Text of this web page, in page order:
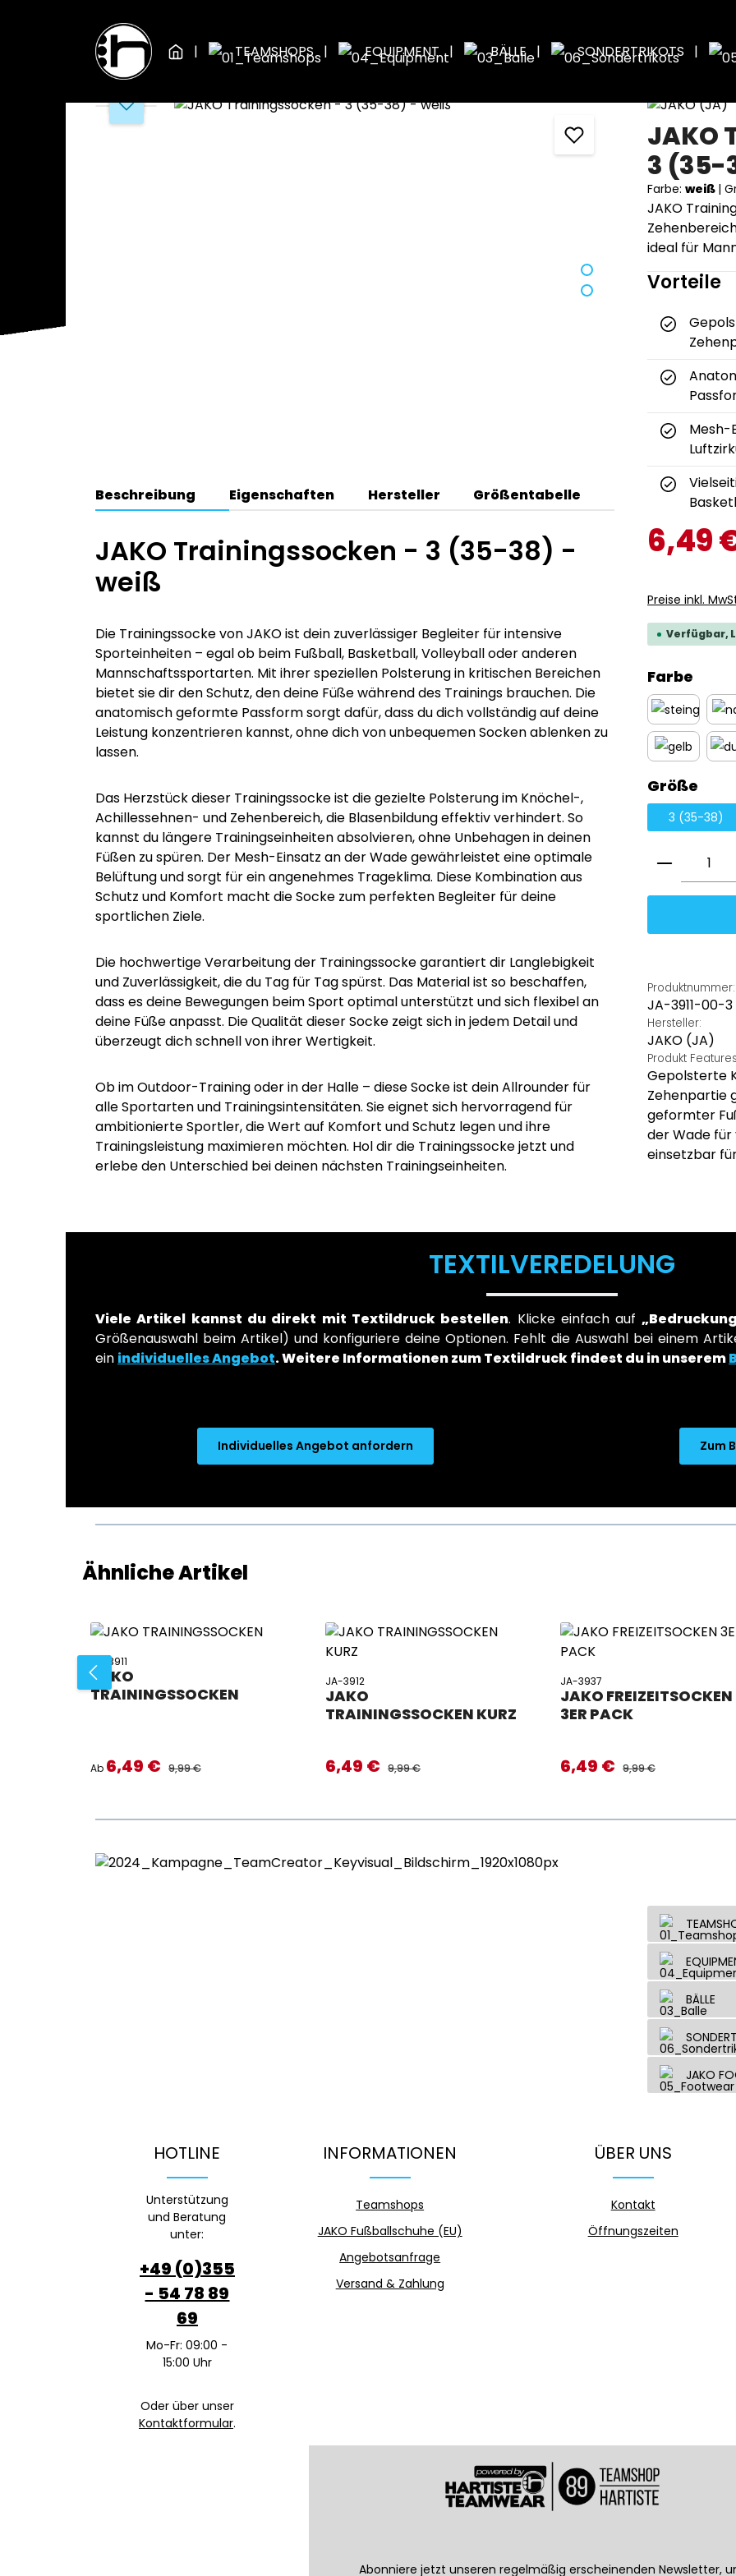
Zum Hauptinhalt springen
Zur Hauptnavigation springen
TEAMSHOPS
EQUIPMENT BÄLLE SONDERTRIKOTS
Bildergalerie überspringen
JAKO
3 (35-
Farbe: weiß |
JAKO
ideal für
Vorteile
Mesh-
6,49
Preise inkl.
Verfügbar,
Farbe
steingrau
Größe
3 (35-38)
Produktnummer:
JA-3911-00-3
Hersteller:
JAKO (JA)
Produkt Features
Gepolsterte
Zehenpartie
geformter
der Wade
einsetzbar
Beschreibung Eigenschaften Hersteller Größentabelle
JAKO Trainingssocken - 3 (35-38) -
weiß
Die Trainingssocke von JAKO ist dein zuverlässiger Begleiter für intensive
Sporteinheiten – egal ob beim Fußball, Basketball, Volleyball oder anderen
Mannschaftssportarten. Mit ihrer speziellen Polsterung in kritischen Bereichen
bietet sie dir den Schutz, den deine Füße während des Trainings brauchen. Die
anatomisch geformte Passform sorgt dafür, dass du dich vollständig auf deine
Leistung konzentrieren kannst, ohne dich von unbequemen Socken ablenken zu
lassen.
Das Herzstück dieser Trainingssocke ist die gezielte Polsterung im Knöchel-,
Achillessehnen- und Zehenbereich, die Blasenbildung effektiv verhindert. So
kannst du längere Trainingseinheiten absolvieren, ohne Unbehagen in deinen
Füßen zu spüren. Der Mesh-Einsatz an der Wade gewährleistet eine optimale
Belüftung und sorgt für ein angenehmes Trageklima. Diese Kombination aus
Schutz und Komfort macht die Socke zum perfekten Begleiter für deine
sportlichen Ziele.
Die hochwertige Verarbeitung der Trainingssocke garantiert dir Langlebigkeit
und Zuverlässigkeit, die du Tag für Tag spürst. Das Material ist so beschaffen,
dass es deine Bewegungen beim Sport optimal unterstützt und sich flexibel an
deine Füße anpasst. Die Qualität dieser Socke zeigt sich in jedem Detail und
überzeugt dich schnell von ihrer Wertigkeit.
Ob im Outdoor-Training oder in der Halle – diese Socke ist dein Allrounder für
alle Sportarten und Trainingsintensitäten. Sie eignet sich hervorragend für
ambitionierte Sportler, die Wert auf Komfort und Schutz legen und ihre
Trainingsleistung maximieren möchten. Hol dir die Trainingssocke jetzt und
erlebe den Unterschied bei deinen nächsten Trainingseinheiten.
TEXTILVEREDELUNG
Viele Artikel kannst du direkt mit Textildruck bestellen. Klicke einfach auf
Größenauswahl beim Artikel) und konfiguriere deine Optionen. Fehlt die Auswahl bei einem
ein individuelles Angebot.Weitere Informationen zum Textildruck findest du in unserem
Individuelles Angebot anfordern Zum
Produktgalerie überspringen
Ähnliche Artikel
JA-3911
JAKO
TRAININGSSOCKEN
Verkaufspreis:
Ab 6,49 € REGULÄRER PREIS:
9,99 €
JA-3912
JAKO
TRAININGSSOCKEN KURZ
Verkaufspreis:
6,49 € REGULÄRER PREIS:
9,99 €
JA-3937
JAKO FREIZEITSOCKEN
3ER PACK
Verkaufspreis:
6,49 € REGULÄRER PREIS:
9,99 €
BÄLLE
JAKO
HOTLINE
Unterstützung
und Beratung
unter:
+49 (0)355
- 54 78 89
69
Mo-Fr: 09:00 -
15:00 Uhr
Oder über unser
Kontaktformular.
INFORMATIONEN
Teamshops
JAKO Fußballschuhe (EU)
Angebotsanfrage
Versand & Zahlung
ÜBER UNS
Kontakt
Öffnungszeiten
Abonniere jetzt unseren regelmäßig erscheinenden Newsletter,